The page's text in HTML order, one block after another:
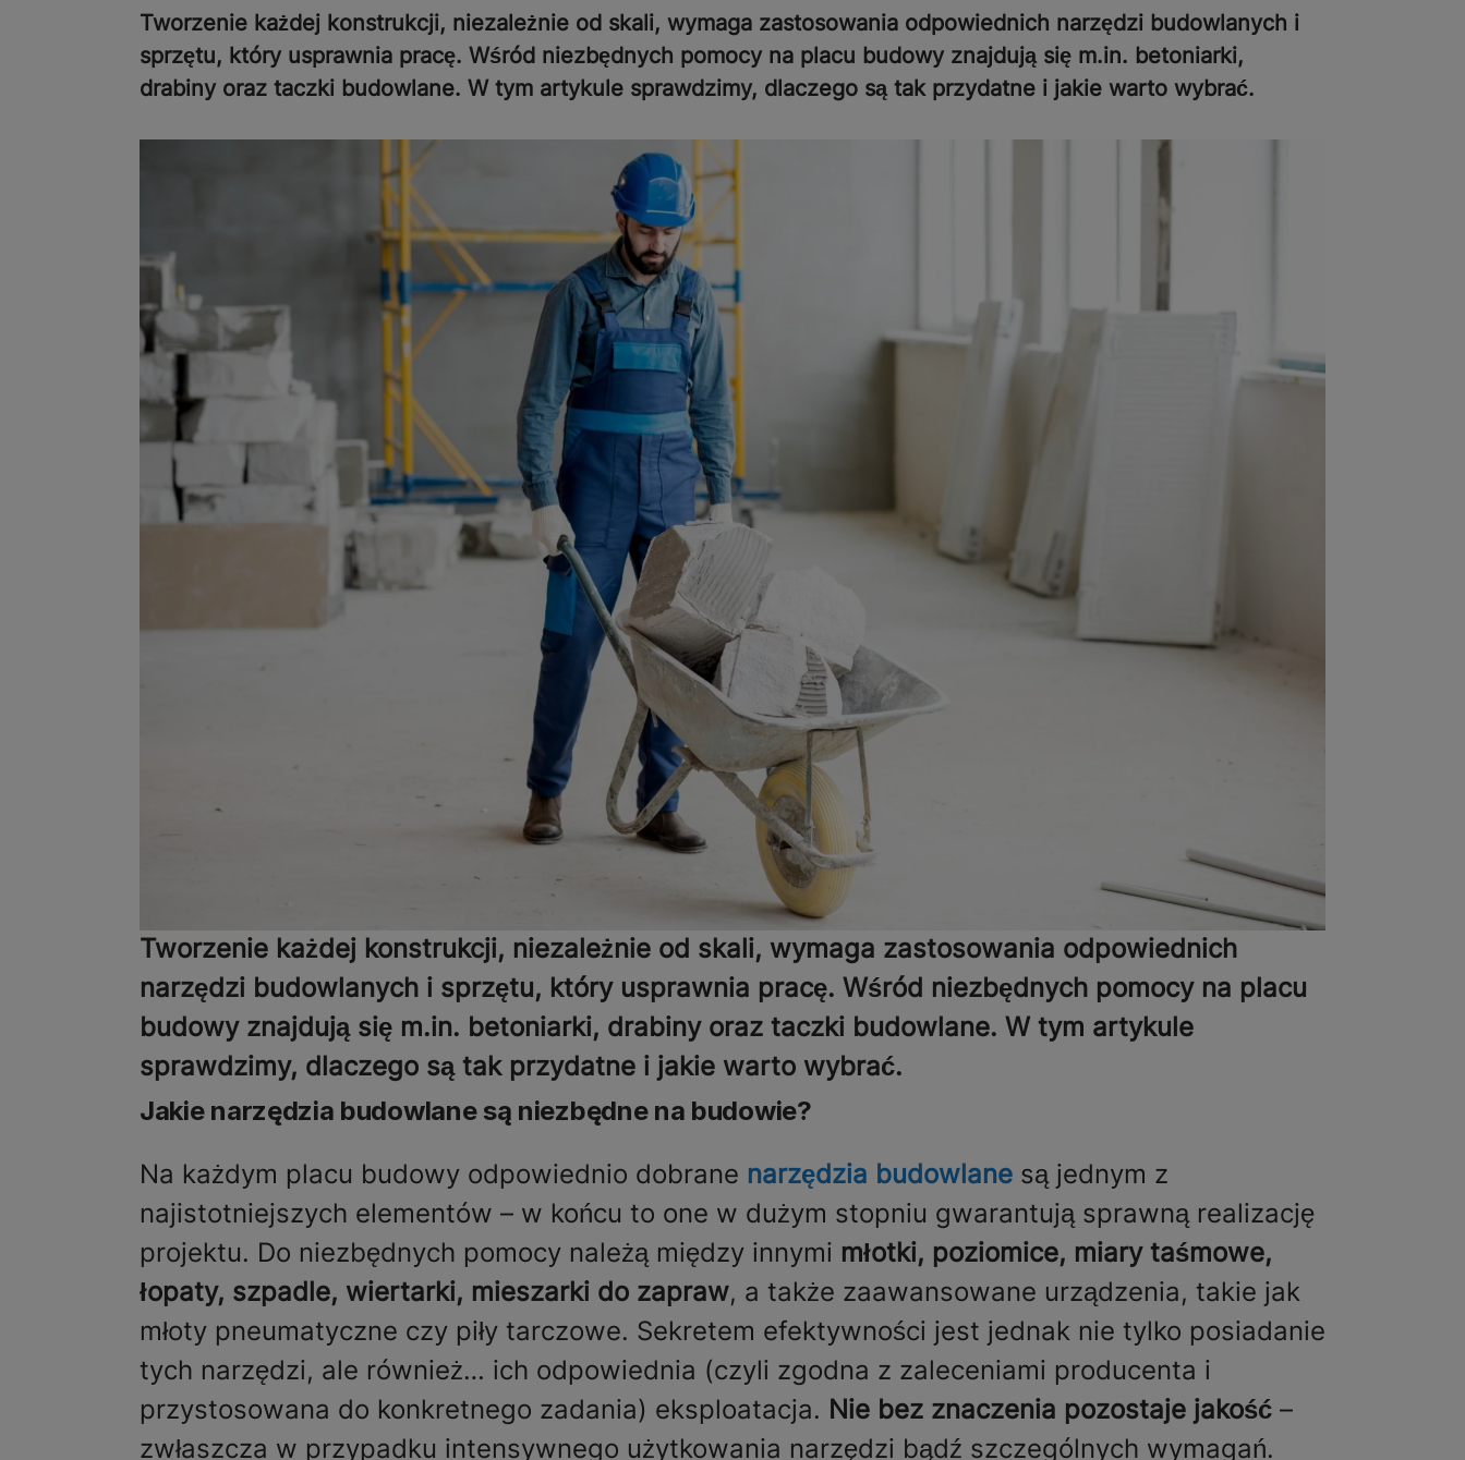
Tworzenie każdej konstrukcji, niezależnie od skali, wymaga zastosowania odpowiednich narzędzi budowlanych i
sprzętu, który usprawnia pracę. Wśród niezbędnych pomocy na placu budowy znajdują się m.in. betoniarki,
drabiny oraz taczki budowlane. W tym artykule sprawdzimy, dlaczego są tak przydatne i jakie warto wybrać.
Tworzenie każdej konstrukcji, niezależnie od skali, wymaga zastosowania odpowiednich
narzędzi budowlanych i sprzętu, który usprawnia pracę. Wśród niezbędnych pomocy na placu
budowy znajdują się m.in. betoniarki, drabiny oraz taczki budowlane. W tym artykule
sprawdzimy, dlaczego są tak przydatne i jakie warto wybrać.
Jakie narzędzia budowlane są niezbędne na budowie?
Na każdym placu budowy odpowiednio dobrane narzędzia budowlane są jednym z
najistotniejszych elementów – w końcu to one w dużym stopniu gwarantują sprawną realizację
projektu. Do niezbędnych pomocy należą między innymi młotki, poziomice, miary taśmowe,
łopaty, szpadle, wiertarki, mieszarki do zapraw, a także zaawansowane urządzenia, takie jak
młoty pneumatyczne czy piły tarczowe. Sekretem efektywności jest jednak nie tylko posiadanie
tych narzędzi, ale również… ich odpowiednia (czyli zgodna z zaleceniami producenta i
przystosowana do konkretnego zadania) eksploatacja. Nie bez znaczenia pozostaje jakość –
zwłaszcza w przypadku intensywnego użytkowania narzędzi bądź szczególnych wymagań.